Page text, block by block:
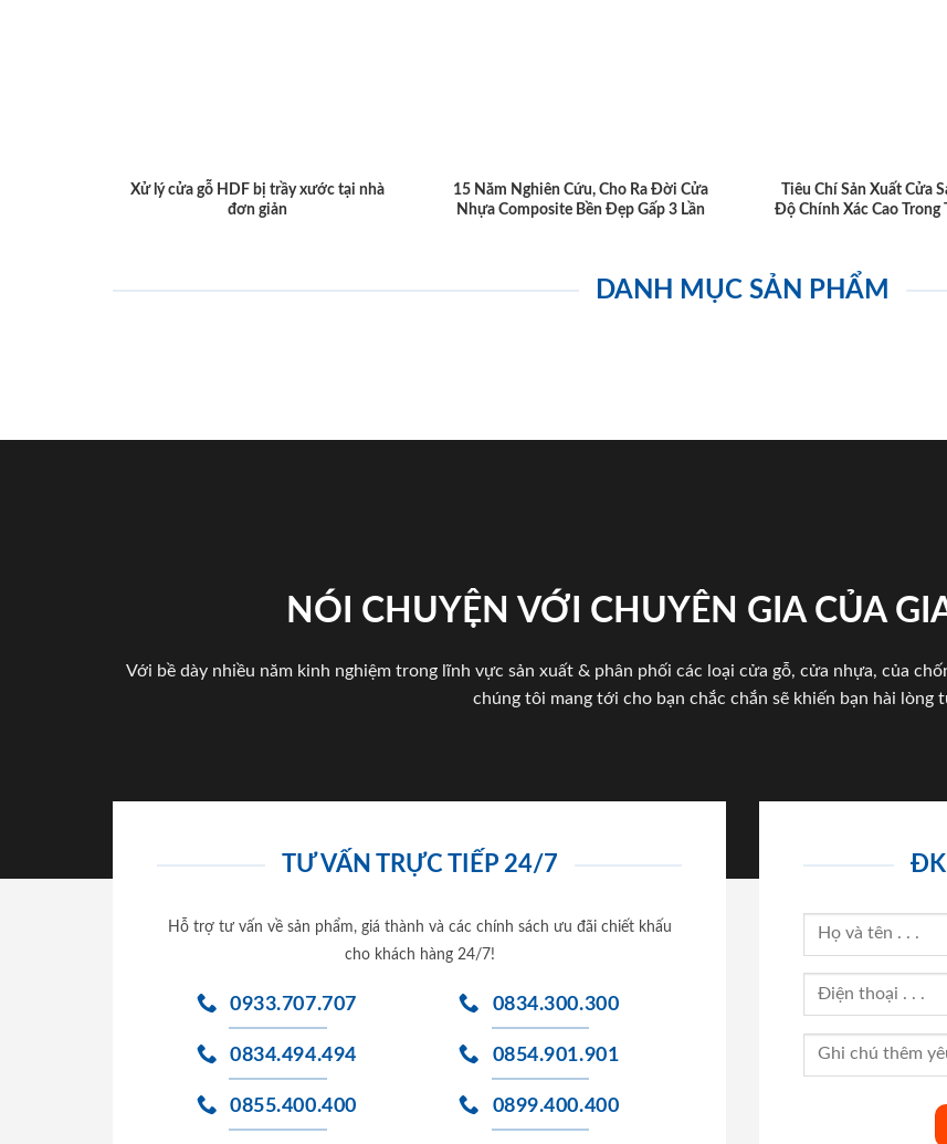
Xử lý cửa gỗ HDF bị trầy xước tại nhà
đơn giản
15 Năm Nghiên Cứu, Cho Ra Đời Cửa
Nhựa Composite Bền Đẹp Gấp 3 Lần
Tiêu Chí Sản Xuất Cửa
Độ Chính Xác Cao Trong
DANH MỤC SẢN PHẨM
NÓI CHUYỆN VỚI CHUYÊN GIA CỦA
Với bề dày nhiều năm kinh nghiệm trong lĩnh vực sản xuất & phân phối các loại cửa gỗ, cửa nhựa, của
chúng tôi mang tới cho bạn chắc chắn sẽ khiến bạn hài lòng
TƯ VẤN TRỰC TIẾP 24/7
Hỗ trợ tư vấn về sản phẩm, giá thành và các chính sách ưu đãi chiết khấu
cho khách hàng 24/7!
0933.707.707
0834.494.494
0855.400.400
0834.300.300
0854.901.901
0899.400.400
ĐK